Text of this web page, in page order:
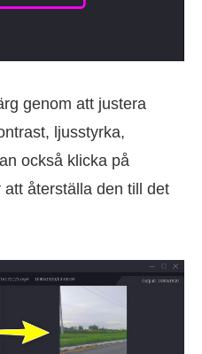
genom att justera
ljusstyrka,
också klicka på
återställa den till det